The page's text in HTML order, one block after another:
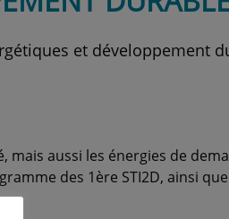
et développement
aussi les énergies de
des 1ère STI2D, ainsi